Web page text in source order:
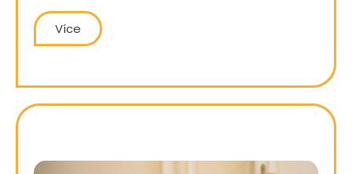
Více